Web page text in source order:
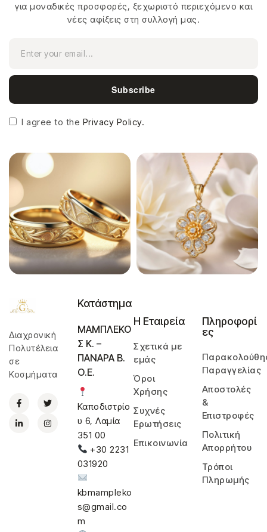
για μοναδικές προσφορές, ξεχωριστό περιεχόμενο και
νέες αφίξεις στη συλλογή μας.
Subscribe
I agree to the Privacy Policy.
Διαχρονική
Πολυτέλεια
σε
Κοσμήματα
Η Εταιρεία
Σχετικά με
εμάς
Όροι
Χρήσης
Συχνές
Ερωτήσεις
Επικοινωνία
Πληροφορί
ες
Παραγγελίας
Αποστολές
&
Επιστροφές
Πολιτική
Απορρήτου
Τρόποι
Πληρωμής
Κατάστημα
ΜΑΜΠΛΕΚΟ
Σ Κ. –
ΠΑΝΑΡΑ Β.
Ο.Ε.
Καποδιστρίο
υ 6, Λαμία
351 00
+30 2231
031920
kbmampleko
s@gmail.co
m